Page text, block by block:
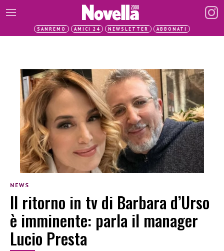
SANREMO AMICI 24 NEWSLETTER ABBONATI
NEWS
Il ritorno in tv di Barbara d’Urso
è imminente: parla il manager
Lucio Presta